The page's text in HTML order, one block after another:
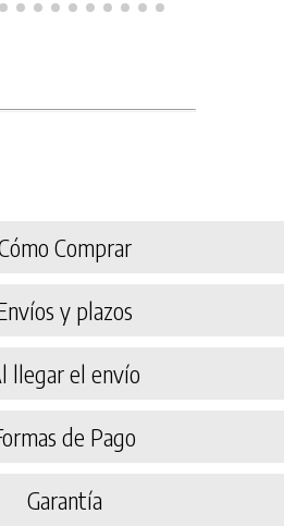
Comprar
y plazos
llegar el envío
de Pago
Garantía